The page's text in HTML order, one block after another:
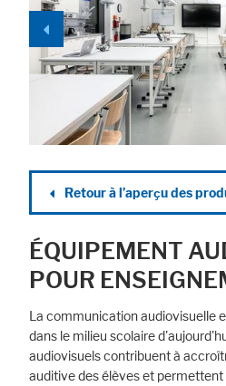
Retour à l’aperҫu des
ÉQUIPEMENT
POUR
La communication audiovisuelle
dans le milieu scolaire
audiovisuels contribuent à
auditive des élèves et